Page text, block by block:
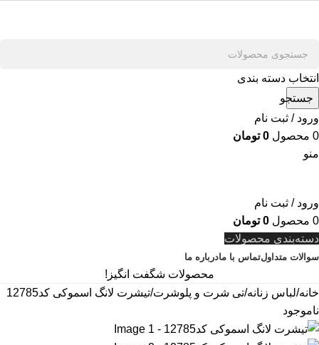
انتخاب دسته بندی
جستجو
ورود / ثبت نام
0 محصول 0 تومان
منو
ورود / ثبت نام
0 محصول 0 تومان
دسته‌بندی محصولات
سوالات متداولتماس با مادرباره ما
محصولات شگفت انگیز!
خانه لباس زنانه تی شرت و پلوشرت تیشرت لانگ اسموکی کد12785
ناموجود